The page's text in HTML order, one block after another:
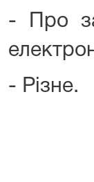
- Про
- Різне.